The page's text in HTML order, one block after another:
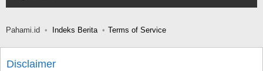
Pahami.id Indeks Berita Terms of Service
Disclaimer